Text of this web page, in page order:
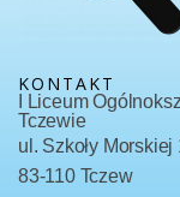
KONTAKT
I Liceum
Tczewie
ul. Szkoły Morskiej
83-110 Tczew